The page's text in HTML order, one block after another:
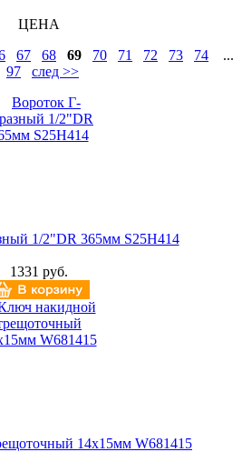
ЦЕНА
67 68 69 70 71 72 73 74 ...
97
след >>
1/2"DR 365мм S25H414
1331 руб.
14х15мм W681415